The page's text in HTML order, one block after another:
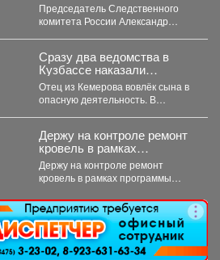
от охотников в Кузбассе
Председатель Следственного
комитета России Александр
уголовного дела по факту...
Сразу два ведомства в
Кузбассе наказали
кемеровчанина за подарок
сыну
Отец из Кемерова вовлёк сына в
опасную деятельность. В
Держу на контроле ремонт
кровель в рамках
программы ФКР.
Держу на контроле ремонт
кровель в рамках программы
адресах: ...